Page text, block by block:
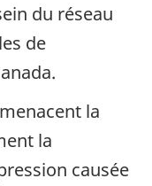
du réseau
de
la
la
causée